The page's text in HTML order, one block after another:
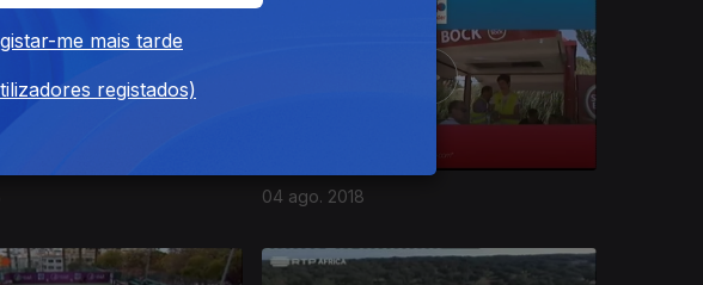
04 ago. 2018
me mais tarde
registados)